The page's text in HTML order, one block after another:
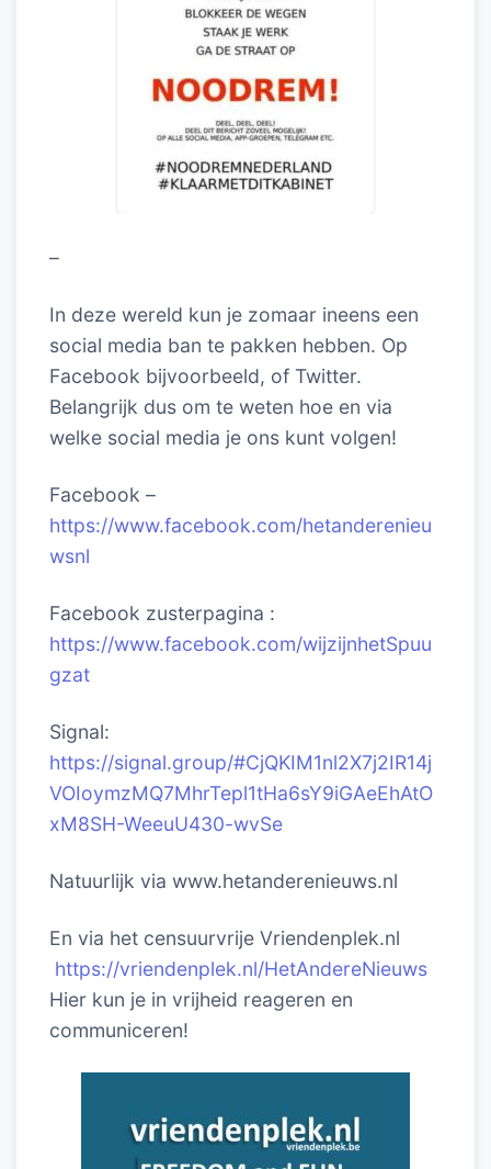
–
In deze wereld kun je zomaar ineens een
social media ban te pakken hebben. Op
Facebook bijvoorbeeld, of Twitter.
Belangrijk dus om te weten hoe en via
welke social media je ons kunt volgen!
Facebook –
https://www.facebook.com/hetanderenieu
wsnl
Facebook zusterpagina :
https://www.facebook.com/wijzijnhetSpuu
gzat
Signal:
https://signal.group/#CjQKIM1nl2X7j2IR14j
VOIoymzMQ7MhrTepl1tHa6sY9iGAeEhAtO
xM8SH-WeeuU430-wvSe
Natuurlijk via www.hetanderenieuws.nl
En via het censuurvrije Vriendenplek.nl
https://vriendenplek.nl/HetAndereNieuws
Hier kun je in vrijheid reageren en
communiceren!